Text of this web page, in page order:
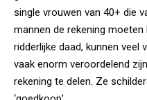
single vrouwen van 40+ die
mannen de rekening moeten
ridderlijke daad, kunnen
vaak enorm veroordelend
rekening te delen. Ze